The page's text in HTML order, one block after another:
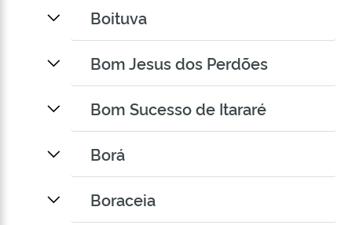
Boituva
Bom Jesus dos Perdões
Bom Sucesso de Itararé
Borá
Boraceia